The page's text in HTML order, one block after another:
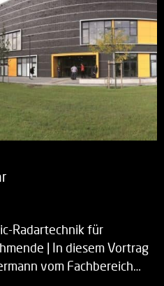
Radartechnik für
| In diesem Vortrag
vom Fachbereich…